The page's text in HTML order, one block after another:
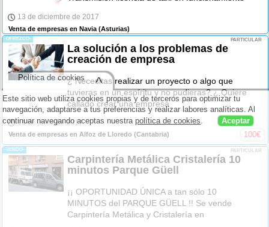
13 de diciembre de 2017
Venta de empresas en Navia (Asturias)
-OFREZCO- PARTICULAR
La solución a los problemas de
creación de empresa
¿ Necesitas realizar un proyecto o algo que
tuvieras en un espíritu y no pudieras? ¿ Quiere
callado crear una empresa
19 de junio de 2017
Venta de empresas en Alfoz de Lloredo (Cantabria) 100€
-VENDO- PARTICULAR
Carpintería Metálica Cristalería 10
minutos Parque Güell
¡¡ OPORTUNIDAD ÚNICA a tan sólo 10
MINUTOS del PARQUE GÜELL !! Se vende
Carpintería Metálica y Cristalería en
Este sitio web utiliza cookies propias y de terceros para optimizar tu
navegación, adaptarse a tus preferencias y realizar labores analíticas. Al
continuar navegando aceptas nuestrapolítica de cookies. Aceptar
Política de cookies ^